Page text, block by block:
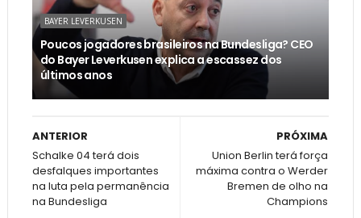
BAYER LEVERKUSEN
Poucos jogadores brasileiros na Bundesliga? CEO
do Bayer Leverkusen explica a escassez dos
últimos anos
PRÓXIMA
Union Berlin terá força
máxima contra o Werder
Bremen de olho na
Champions
ANTERIOR
Schalke 04 terá dois
desfalques importantes
na luta pela permanência
na Bundesliga